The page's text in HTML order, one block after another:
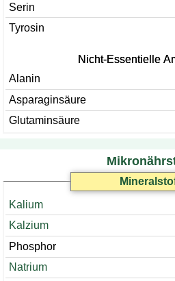
Serin
Tyrosin
Nicht-Essentielle
Alanin
Asparaginsäure
Glutaminsäure
Kalium
Kalzium
Phosphor
Natrium